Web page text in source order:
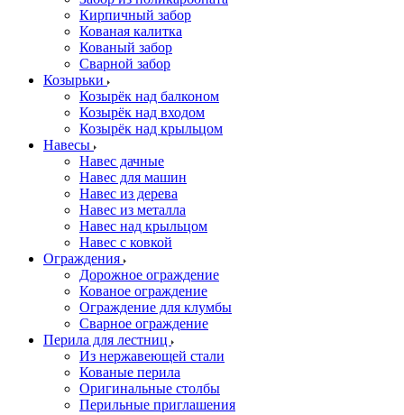
Кирпичный забор
Кованая калитка
Кованый забор
Сварной забор
Козырьки
Козырёк над балконом
Козырёк над входом
Козырёк над крыльцом
Навесы
Навес дачные
Навес для машин
Навес из дерева
Навес из металла
Навес над крыльцом
Навес с ковкой
Ограждения
Дорожное ограждение
Кованое ограждение
Ограждение для клумбы
Сварное ограждение
Перила для лестниц
Из нержавеющей стали
Кованые перила
Оригинальные столбы
Перильные приглашения